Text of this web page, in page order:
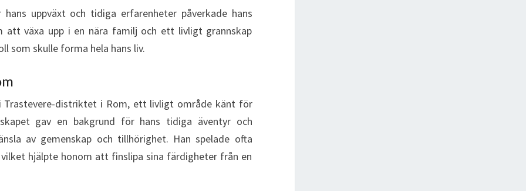
uppväxt och tidiga erfarenheter påverkade hans
att växa upp i en nära familj och ett livligt grannskap
som skulle forma hela hans liv.
distriktet i Rom, ett livligt område känt för
gav en bakgrund för hans tidiga äventyr och
av gemenskap och tillhörighet. Han spelade ofta
hjälpte honom att finslipa sina färdigheter från en